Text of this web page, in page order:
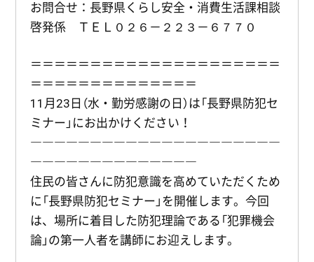
お問合せ：長野県くらし安全・消費生活課相談
啓発係 ＴＥＬ０２６－２２３－６７７０
＝＝＝＝＝＝＝＝＝＝＝＝＝＝＝＝＝＝＝＝＝
＝＝＝＝＝＝＝＝＝＝＝＝＝＝
11月23日（水・勤労感謝の日）は「長野県防犯セ
ミナー」にお出かけください！
―――――――――――――――――――――
――――――――――――――
住民の皆さんに防犯意識を高めていただくため
に「長野県防犯セミナー」を開催します。今回
は、場所に着目した防犯理論である「犯罪機会
論」の第一人者を講師にお迎えします。